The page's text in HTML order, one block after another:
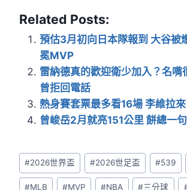
c
e
b
o
o
k
itt
er
ai
l
Related Posts:
預估3月初向日本隊報到 大谷被
冕MVP
雷納德真的歡迎衛少加入？名
曾拒回電話
熱身賽套票最多看16場 李維拉
曾峻岳2月就亮151公里 餅總一
#2026世界盃 #2026世足盃 #539
#MLB #MVP #NBA #三分球